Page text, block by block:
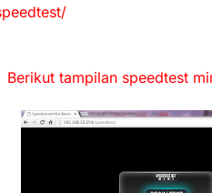
Berikut tampilan speedtest